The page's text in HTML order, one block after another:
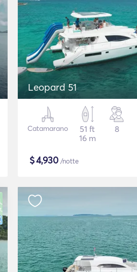
Leopard 51
Catamarano
51 ft
16 m
8
$4,930 /notte